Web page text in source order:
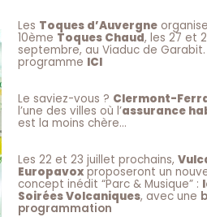
Les Toques d’Auvergne
10ème Toques Chaud, les 27 et
septembre, au Viaduc de
programme ICI
Le saviez-vous ? Clermont-
l’une des villes où l’assurance
est la moins chère…
Les 22 et 23 juillet prochains,
Europavox proposeront un
concept inédit “Parc & Musique” :
Soirées Volcaniques, avec une
programmation